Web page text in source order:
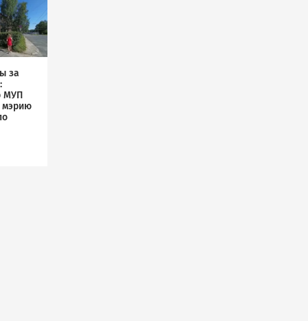
за
МУП
мэрию